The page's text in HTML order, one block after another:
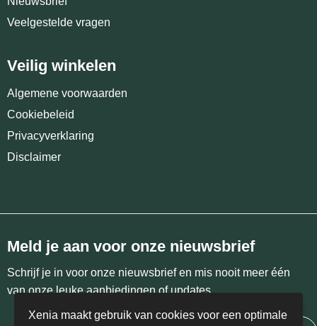
Veelgestelde vragen
Veilig winkelen
Algemene voorwaarden
Cookiebeleid
Privacyverklaring
Disclaimer
Meld je aan voor onze nieuwsbrief
Schrijf je in voor onze nieuwsbrief en mis nooit meer één
van onze leuke aanbiedingen of updates.
Xenia maakt gebruik van cookies voor een optimale